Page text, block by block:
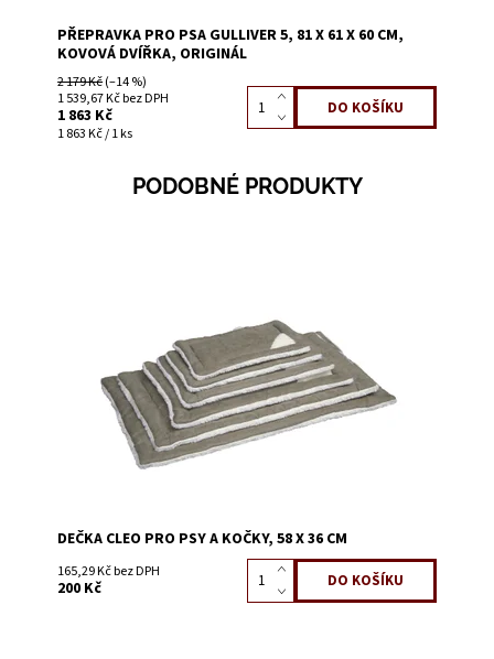
PŘEPRAVKA PRO PSA GULLIVER 5, 81 X 61 X 60 CM,
KOVOVÁ DVÍŘKA, ORIGINÁL
2 179 Kč(–14 %)
1 539,67 Kč bez DPH
1 863 Kč
1 863 Kč / 1 ks
PODOBNÉ PRODUKTY
56676
DEČKA CLEO PRO PSY A KOČKY, 58 X 36 CM
165,29 Kč bez DPH
200 Kč